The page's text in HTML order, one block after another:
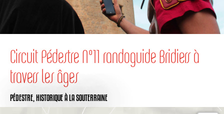
Circuit Pédestre N°11 randoguide Bridiers à
travers les âges
PÉDESTRE,HISTORIQUEÀ LA SOUTERRAINE